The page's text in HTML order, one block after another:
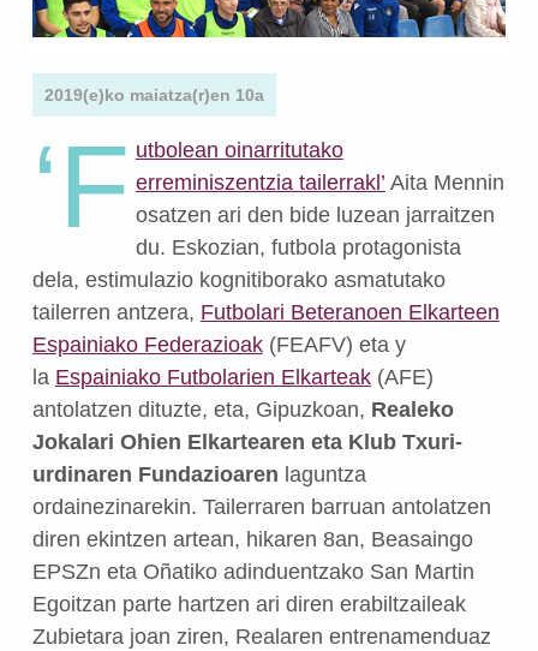
2019(e)ko maiatza(r)en 10a
‘F utbolean oinarritutako
erreminiszentzia tailerrakl’ Aita Mennin
osatzen ari den bide luzean jarraitzen
du. Eskozian, futbola protagonista
dela, estimulazio kognitiborako asmatutako
tailerren antzera, Futbolari Beteranoen Elkarteen
Espainiako Federazioak(FEAFV) eta y
la Espainiako Futbolarien Elkarteak(AFE)
antolatzen dituzte, eta, Gipuzkoan, Realeko
Jokalari Ohien Elkartearen eta Klub Txuri-
urdinaren Fundazioaren laguntza
ordainezinarekin. Tailerraren barruan antolatzen
diren ekintzen artean, hikaren 8an, Beasaingo
EPSZn eta Oñatiko adinduentzako San Martin
Egoitzan parte hartzen ari diren erabiltzaileak
Zubietara joan ziren, Realaren entrenamenduaz